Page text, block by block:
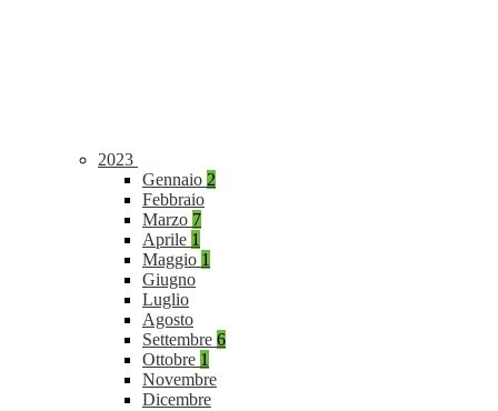
2023
Gennaio 2
Febbraio
Marzo 7
Aprile 1
Maggio 1
Giugno
Luglio
Agosto
Settembre 6
Ottobre 1
Novembre
Dicembre